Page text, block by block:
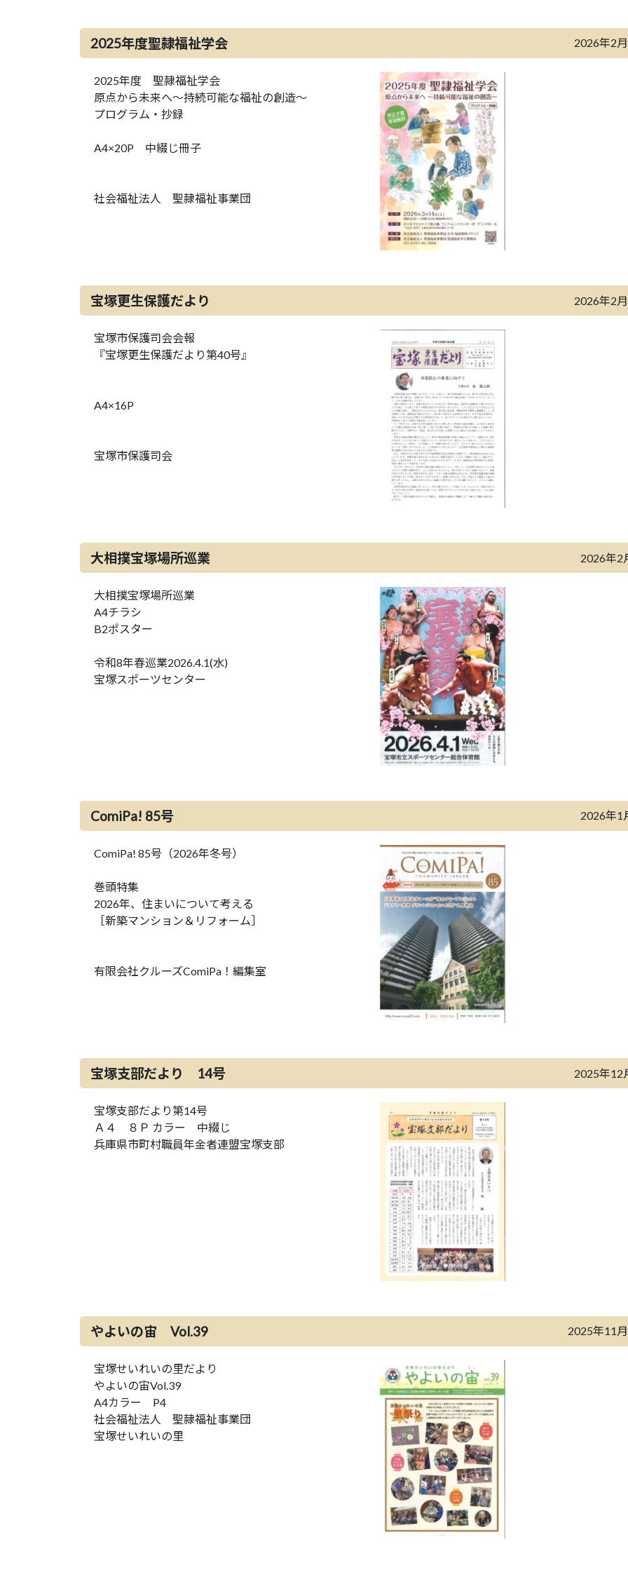
2025年度聖隷福祉学会 2026年2
2025年度 聖隷福祉学会
原点から未来へ～持続可能な福祉の創造～
プログラム・抄録
A4×20P 中綴じ冊子
社会福祉法人 聖隷福祉事業団
宝塚更生保護だより 2026年2
宝塚市保護司会会報
『宝塚更生保護だより第40号』
A4×16P
宝塚市保護司会
大相撲宝塚場所巡業 2026年2
大相撲宝塚場所巡業
A4チラシ
B2ポスター
令和8年春巡業2026.4.1(水)
宝塚スポーツセンター
ComiPa! 85号 2026年1
ComiPa! 85号（2026年冬号）
巻頭特集
2026年、住まいについて考える
［新築マンション＆リフォーム］
有限会社クルーズComiPa！編集室
宝塚支部だより 14号 2025年12
宝塚支部だより第14号
Ａ４ ８Ｐ カラー 中綴じ
兵庫県市町村職員年金者連盟宝塚支部
やよいの宙 Vol.39 2025年11
宝塚せいれいの里だより
やよいの宙Vol.39
A4カラー P4
社会福祉法人 聖隷福祉事業団
宝塚せいれいの里